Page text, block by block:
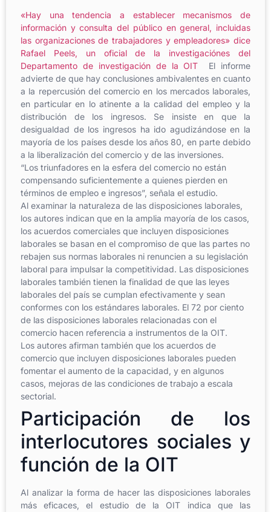
«Hay una tendencia a establecer mecanismos de
información y consulta del público en general, incluidas
las organizaciones de trabajadores y empleadores» dice
Rafael Peels, un oficial de la investigaciónes del
Departamento de investigación de la OIT
El informe
advierte de que hay conclusiones ambivalentes en cuanto
a la repercusión del comercio en los mercados laborales,
en particular en lo atinente a la calidad del empleo y la
distribución de los ingresos. Se insiste en que la
desigualdad de los ingresos ha ido agudizándose en la
mayoría de los países desde los años 80, en parte debido
a la liberalización del comercio y de las inversiones.
“Los triunfadores en la esfera del comercio no están
compensando suficientemente a quienes pierden en
términos de empleo e ingresos”, señala el estudio.
Al examinar la naturaleza de las disposiciones laborales,
los autores indican que en la amplia mayoría de los casos,
los acuerdos comerciales que incluyen disposiciones
laborales se basan en el compromiso de que las partes no
rebajen sus normas laborales ni renuncien a su legislación
laboral para impulsar la competitividad. Las disposiciones
laborales también tienen la finalidad de que las leyes
laborales del país se cumplan efectivamente y sean
conformes con los estándares laborales. El 72 por ciento
de las disposiciones laborales relacionadas con el
comercio hacen referencia a instrumentos de la OIT.
Los autores afirman también que los acuerdos de
comercio que incluyen disposiciones laborales pueden
fomentar el aumento de la capacidad, y en algunos
casos, mejoras de las condiciones de trabajo a escala
sectorial.
Participación de los
interlocutores sociales y
función de la OIT
Al analizar la forma de hacer las disposiciones laborales
más eficaces, el estudio de la OIT indica que las